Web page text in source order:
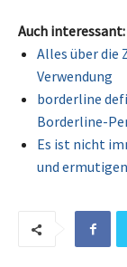
Auch interessant:
Alles über die
Verwendung
borderline
Borderline-
Es ist nicht
und ermutigen